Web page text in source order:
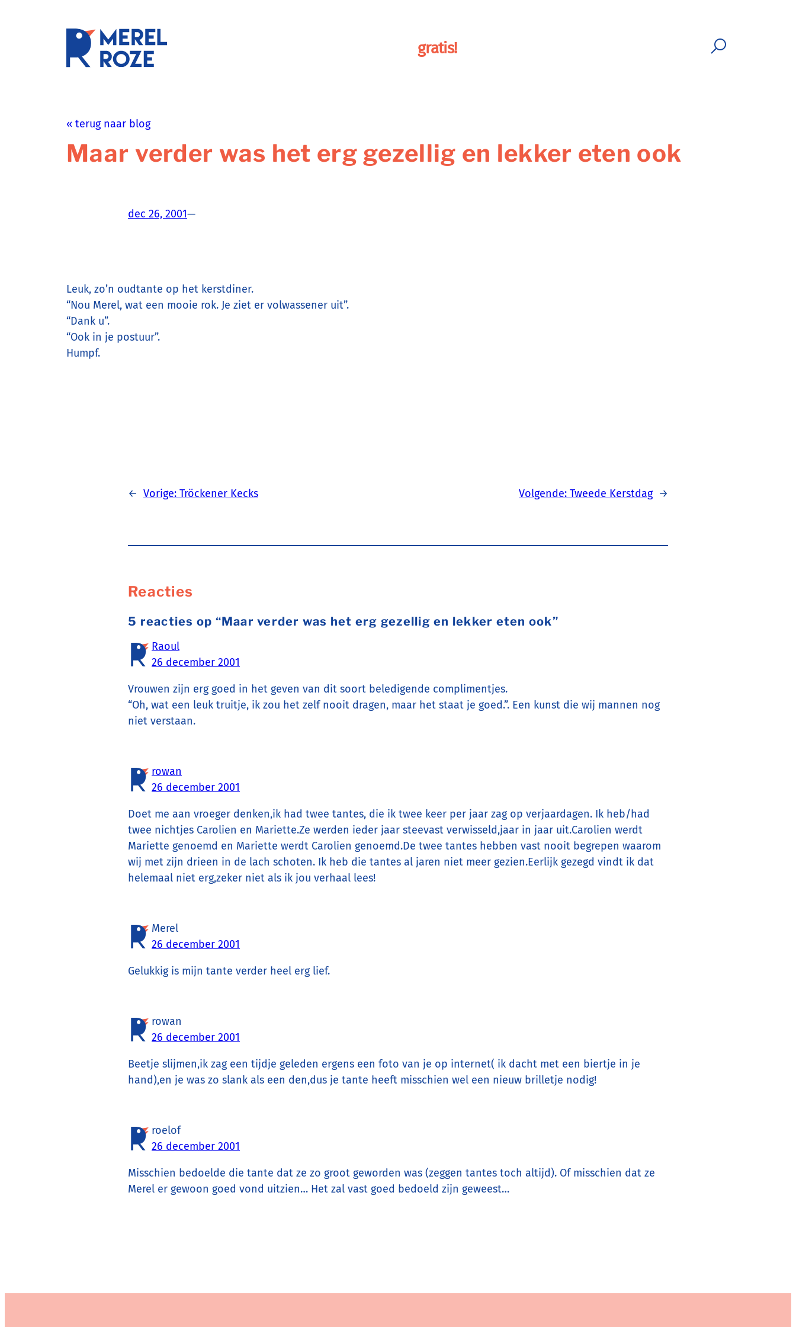
gratis!
« terug naar blog
Maar verder was het erg gezellig en lekker eten ook
dec 26, 2001—
Leuk, zo’n oudtante op het kerstdiner.
“Nou Merel, wat een mooie rok. Je ziet er volwassener uit”.
“Dank u”.
“Ook in je postuur”.
Humpf.
← Vorige: Tröckener Kecks Volgende: Tweede Kerstdag →
Reacties
5 reacties op “Maar verder was het erg gezellig en lekker eten ook”
Raoul
26 december 2001
Vrouwen zijn erg goed in het geven van dit soort beledigende complimentjes.
“Oh, wat een leuk truitje, ik zou het zelf nooit dragen, maar het staat je goed.”. Een kunst die wij mannen nog
niet verstaan.
rowan
26 december 2001
Doet me aan vroeger denken,ik had twee tantes, die ik twee keer per jaar zag op verjaardagen. Ik heb/had
twee nichtjes Carolien en Mariette.Ze werden ieder jaar steevast verwisseld,jaar in jaar uit.Carolien werdt
Mariette genoemd en Mariette werdt Carolien genoemd.De twee tantes hebben vast nooit begrepen waarom
wij met zijn drieen in de lach schoten. Ik heb die tantes al jaren niet meer gezien.Eerlijk gezegd vindt ik dat
helemaal niet erg,zeker niet als ik jou verhaal lees!
Merel
26 december 2001
Gelukkig is mijn tante verder heel erg lief.
rowan
26 december 2001
Beetje slijmen,ik zag een tijdje geleden ergens een foto van je op internet( ik dacht met een biertje in je
hand),en je was zo slank als een den,dus je tante heeft misschien wel een nieuw brilletje nodig!
roelof
26 december 2001
Misschien bedoelde die tante dat ze zo groot geworden was (zeggen tantes toch altijd). Of misschien dat ze
Merel er gewoon goed vond uitzien… Het zal vast goed bedoeld zijn geweest…